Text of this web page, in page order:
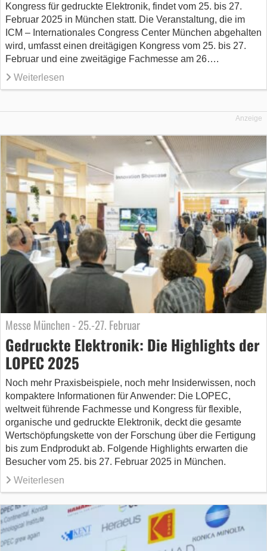
Kongress für gedruckte Elektronik, findet vom 25. bis 27.
Februar 2025 in München statt. Die Veranstaltung, die im
ICM – Internationales Congress Center München abgehalten
wird, umfasst einen dreitägigen Kongress vom 25. bis 27.
Februar und eine zweitägige Fachmesse am 26….
Weiterlesen
Anzeige
Messe München - 25.-27. Februar
Gedruckte Elektronik: Die Highlights der
LOPEC 2025
Noch mehr Praxisbeispiele, noch mehr Insiderwissen, noch
kompaktere Informationen für Anwender: Die LOPEC,
weltweit führende Fachmesse und Kongress für flexible,
organische und gedruckte Elektronik, deckt die gesamte
Wertschöpfungskette von der Forschung über die Fertigung
bis zum Endprodukt ab. Folgende Highlights erwarten die
Besucher vom 25. bis 27. Februar 2025 in München.
Weiterlesen